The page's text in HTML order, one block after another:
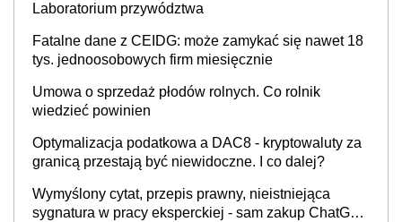
Laboratorium przywództwa
Fatalne dane z CEIDG: może zamykać się nawet 18
tys. jednoosobowych firm miesięcznie
Umowa o sprzedaż płodów rolnych. Co rolnik
wiedzieć powinien
Optymalizacja podatkowa a DAC8 - kryptowaluty za
granicą przestają być niewidoczne. I co dalej?
Wymyślony cytat, przepis prawny, nieistniejąca
sygnatura w pracy eksperckiej - sam zakup ChatGPT